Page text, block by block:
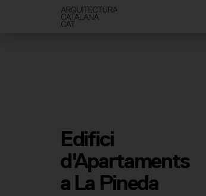
Edifici
d'Apartaments
a La Pineda